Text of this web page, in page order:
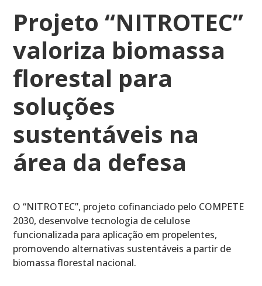
Projeto “NITROTEC”
valoriza biomassa
florestal para
soluções
sustentáveis na
área da defesa
O “NITROTEC”, projeto cofinanciado pelo COMPETE
2030, desenvolve tecnologia de celulose
funcionalizada para aplicação em propelentes,
promovendo alternativas sustentáveis a partir de
biomassa florestal nacional.